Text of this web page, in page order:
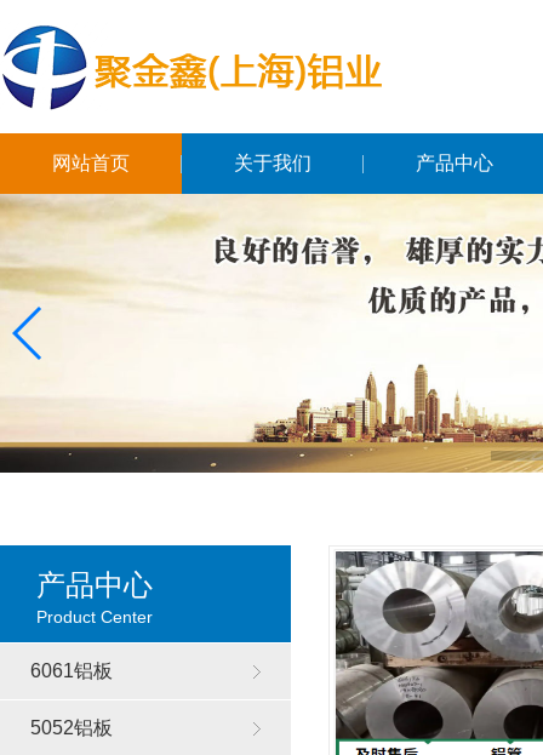
网站首页 关于我们 产品中心
产品中心
Product Center
6061铝板
5052铝板